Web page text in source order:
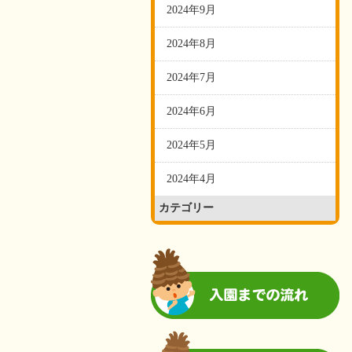
2024年9月
2024年8月
2024年7月
2024年6月
2024年5月
2024年4月
カテゴリー